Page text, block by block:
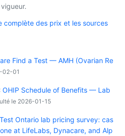
complète des prix et les sources
Find a Test — AMH (Ovarian Re
02-01
OHIP Schedule of Benefits — Lab
le 2026-01-15
Ontario lab pricing survey: cas
at LifeLabs, Dynacare, and Alp